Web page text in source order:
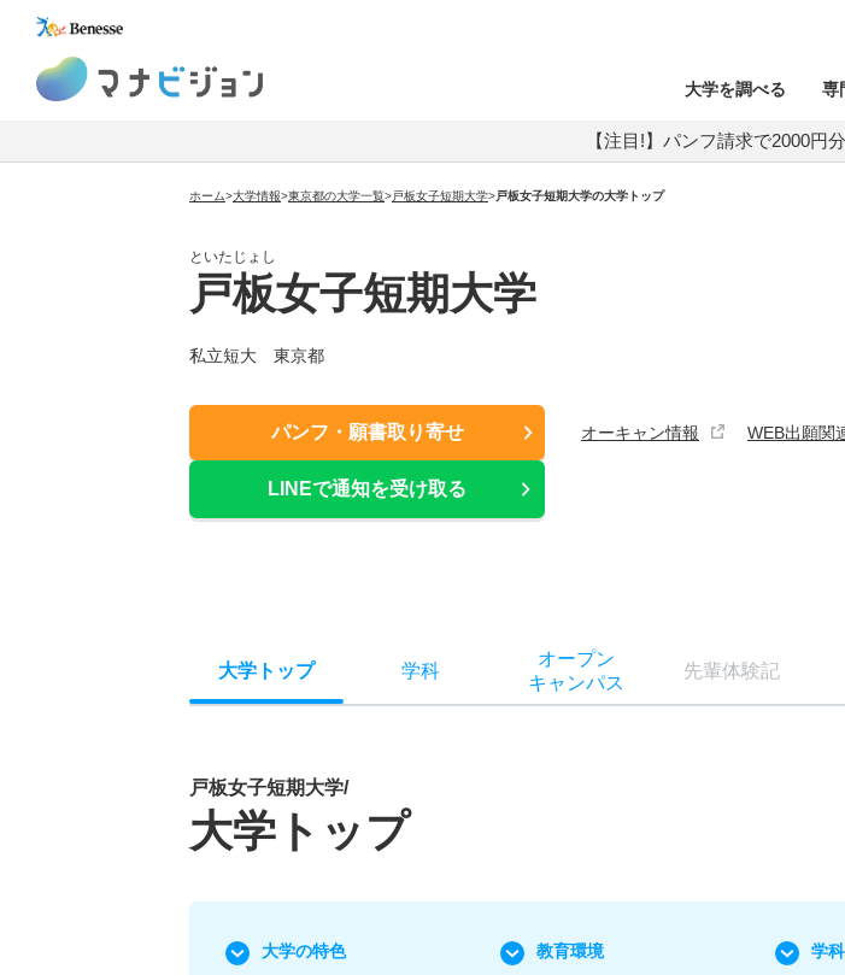
大学を調べる 専
【注目!】パンフ請求で2000円
ホーム>大学情報>東京都の大学一覧>戸板女子短期大学>戸板女子短期大学の大学トップ
といたじょし
戸板女子短期大学
私立短大 東京都
パンフ・願書取り寄せ
LINEで通知を受け取る
オーキャン情報 WEB出願関
大学トップ 学科
オープン
キャンパス
先輩体験記
戸板女子短期大学/
大学トップ
大学の特色 教育環境 学科